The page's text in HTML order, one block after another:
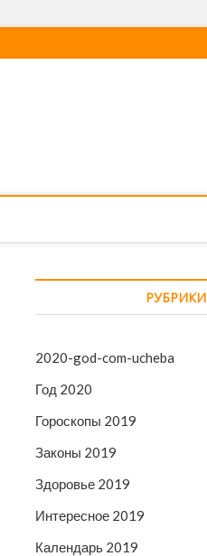
РУБРИКИ
2020-god-com-ucheba
Год 2020
Гороскопы 2019
Законы 2019
Здоровье 2019
Интересное 2019
Календарь 2019